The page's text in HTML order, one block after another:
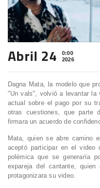
Abril 24
0:00
2026
Dagna Mata, la modelo que
"Un vals", volvió a levantar la
actual sobre el pago por su
otras cuestiones, que parte
firmara un acuerdo de
Mata, quien se abre camino
aceptó participar en el video
polémica que se generaría
expareja del cantante,
protagonizara su video.